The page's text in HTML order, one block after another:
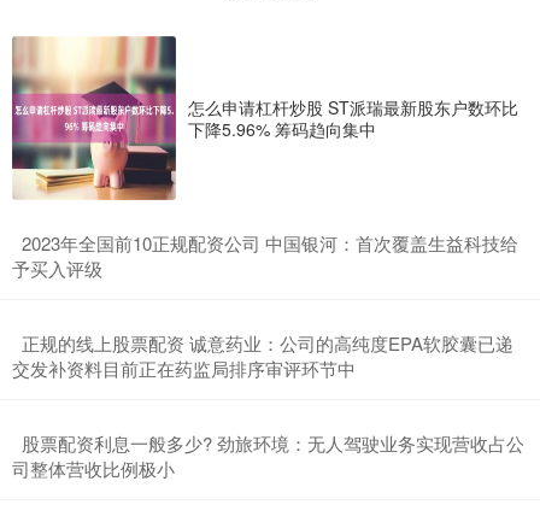
怎么申请杠杆炒股 ST派瑞最新股东户数环比
下降5.96% 筹码趋向集中
​2023年全国前10正规配资公司 中国银河：首次覆盖生益科技给
予买入评级
​正规的线上股票配资 诚意药业：公司的高纯度EPA软胶囊已递
交发补资料目前正在药监局排序审评环节中
​股票配资利息一般多少? 劲旅环境：无人驾驶业务实现营收占公
司整体营收比例极小